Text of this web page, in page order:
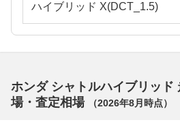
ハイブリッド X(DCT_1.5)
ホンダ シャトルハイブリッド
場・査定相場
（2026年8月 時点）